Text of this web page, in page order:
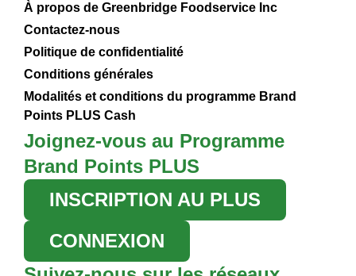
À propos de Greenbridge Foodservice Inc
Contactez-nous
Politique de confidentialité
Conditions générales
Modalités et conditions du programme Brand
Points PLUS Cash
Joignez-vous au Programme
Brand Points PLUS
INSCRIPTION AU PLUS
CONNEXION